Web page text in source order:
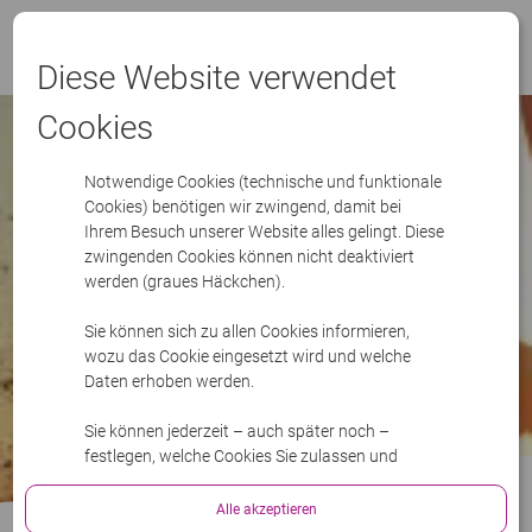
Diese Website verwendet
Cookies
Notwendige Cookies (technische und funktionale
Cookies) benötigen wir zwingend, damit bei
Ihrem Besuch unserer Website alles gelingt. Diese
zwingenden Cookies können nicht deaktiviert
werden (graues Häckchen).
Sie können sich zu allen Cookies informieren,
wozu das Cookie eingesetzt wird und welche
Daten erhoben werden.
Sie können jederzeit – auch später noch –
festlegen, welche Cookies Sie zulassen und
welche nicht.
Bitte lesen Sie mehr in unserer
Alle akzeptieren